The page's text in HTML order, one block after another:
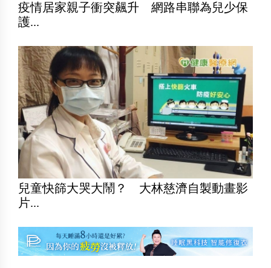
疫情居家親子衝突飆升 網路串聯為兒少保
護...
兒童快篩大哭大鬧？ 大林慈濟自製動畫影
片...